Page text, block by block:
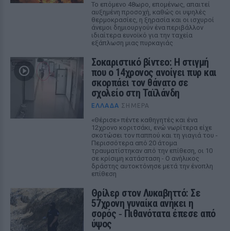
Το επόμενο 48ωρο, επομένως, απαιτεί
αυξημένη προσοχή, καθώς οι υψηλές
θερμοκρασίες, η ξηρασία και οι ισχυροί
άνεμοι δημιουργούν ένα περιβάλλον
ιδιαίτερα ευνοϊκό για την ταχεία
εξάπλωση μιας πυρκαγιάς
Σοκαριστικό βίντεο: Η στιγμή
που ο 14χρονος ανοίγει πυρ και
σκορπάει τον θάνατο σε
σχολείο στη Ταϊλάνδη
ΕΛΛΆΔΑ ΣΉΜΕΡΑ
«Θέρισε» πέντε καθηγητές και ένα
12χρονο κοριτσάκι, ενώ νωρίτερα είχε
σκοτώσει τον παππού και τη γιαγιά του -
Περισσότερα από 20 άτομα
τραυματίστηκαν από την επίθεση, οι 10
σε κρίσιμη κατάσταση - Ο ανήλικος
δράστης αυτοκτόνησε μετά την ένοπλη
επίθεση
Θρίλερ στον Λυκαβηττό: Σε
57χρονη γυναίκα ανήκει η
σορός ‑ Πιθανότατα έπεσε από
ύψος